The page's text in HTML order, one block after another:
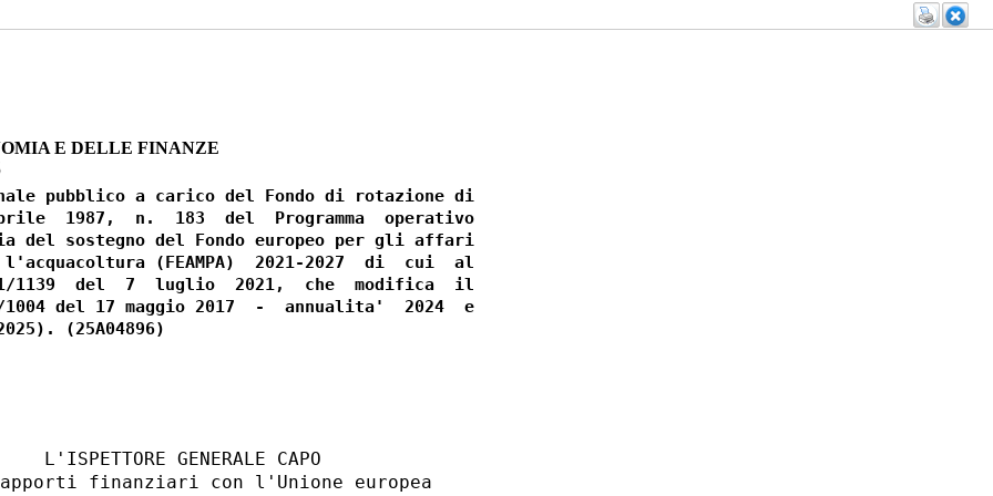
E DELLE FINANZE
pubblico a carico del Fondo di rotazione di
1987,  n.  183  del  Programma  operativo
del sostegno del Fondo europeo per gli affari
(FEAMPA)  2021-2027  di  cui  al
1139  del  7  luglio  2021,  che  modifica  il
1004 del 17 maggio 2017  -  annualita'  2024  e